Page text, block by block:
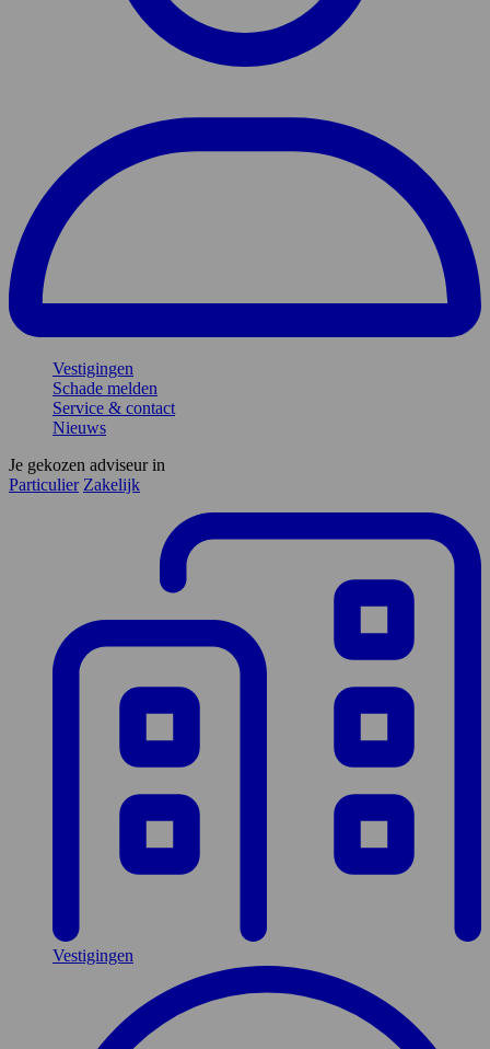
Vestigingen
Schade melden
Service & contact
Nieuws
Je gekozen adviseur in
Particulier Zakelijk
Vestigingen